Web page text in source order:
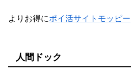
よりお得にポイ活サイトモッピー
人間ドック